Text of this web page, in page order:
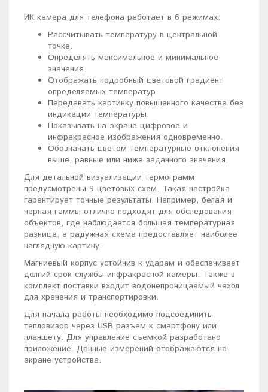
ИК камера для телефона работает в 6 режимах:
Рассчитывать температуру в центральной
точке.
Определять максимальное и минимальное
значения.
Отображать подробный цветовой градиент
определяемых температур.
Передавать картинку повышенного качества без
индикации температуры.
Показывать на экране цифровое и
инфракрасное изображения одновременно.
Обозначать цветом температурные отклонения
выше, равные или ниже заданного значения.
Для детальной визуализации термограмм
предусмотрены 9 цветовых схем. Такая настройка
гарантирует точные результаты. Например, белая и
черная гаммы отлично подходят для обследования
объектов, где наблюдается большая температурная
разница, а радужная схема предоставляет наиболее
наглядную картину.
Магниевый корпус устойчив к ударам и обеспечивает
долгий срок службы инфракрасной камеры. Также в
комплект поставки входит водонепроницаемый чехол
для хранения и транспортировки.
Для начала работы необходимо подсоединить
тепловизор через USB разъем к смартфону или
планшету. Для управление съемкой разработано
приложение. Данные измерений отображаются на
экране устройства.